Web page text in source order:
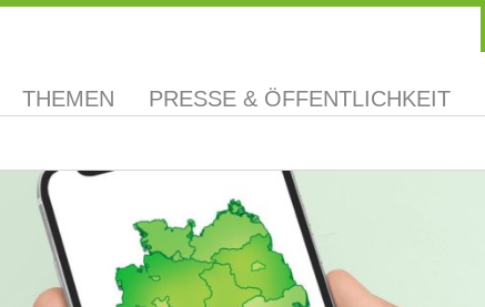
THEMEN PRESSE & ÖFFENTLICHKEIT